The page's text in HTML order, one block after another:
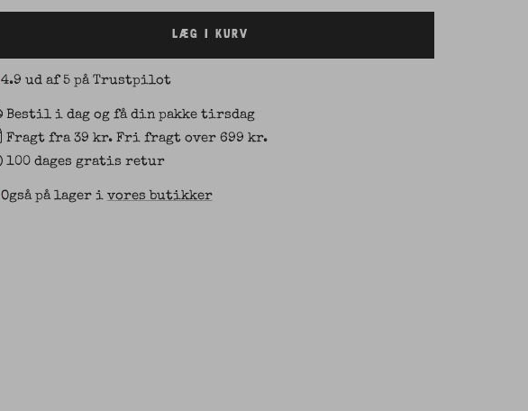
LÆG I KURV
4.9 ud af 5 på Trustpilot
Bestil i dag og få din pakke tirsdag
Fragt fra 39 kr. Fri fragt over 699 kr.
100 dages gratis retur
Også på lager i vores butikker